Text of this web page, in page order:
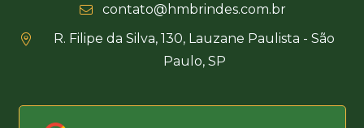
contato@hmbrindes.com.br
R. Filipe da Silva, 130, Lauzane Paulista - São
Paulo, SP